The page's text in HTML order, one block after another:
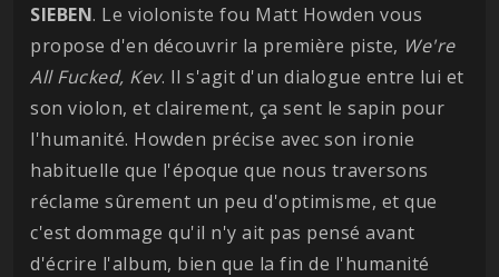
SIEBEN. Le violoniste fou Matt Howden vous
propose d'en découvrir la première piste, We're
All Fucked, Kev. Il s'agit d'un dialogue entre lui et
son violon, et clairement, ça sent le sapin pour
l'humanité. Howden précise avec son ironie
habituelle que l'époque que nous traversons
réclame sûrement un peu d'optimisme, et que
c'est dommage qu'il n'y ait pas pensé avant
d'écrire l'album, bien que la fin de l'humanité